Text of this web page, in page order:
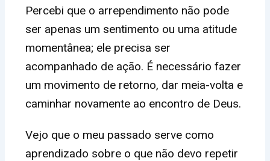
Percebi que o arrependimento não pode
ser apenas um sentimento ou uma atitude
momentânea; ele precisa ser
acompanhado de ação. É necessário fazer
um movimento de retorno, dar meia-volta e
caminhar novamente ao encontro de Deus.
Vejo que o meu passado serve como
aprendizado sobre o que não devo repetir